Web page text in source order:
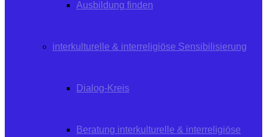
Ausbildung finden
interkulturelle & interreligiöse Sensibilisierung
Dialog-Kreis
Beratung interkulturelle & interreligiöse